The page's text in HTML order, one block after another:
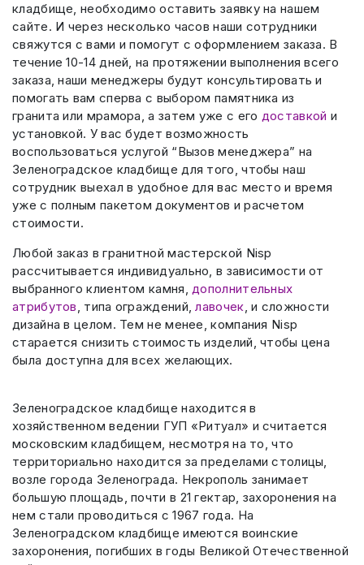
кладбище, необходимо оставить заявку на нашем
сайте. И через несколько часов наши сотрудники
свяжутся с вами и помогут с оформлением заказа. В
течение 10-14 дней, на протяжении выполнения всего
заказа, наши менеджеры будут консультировать и
помогать вам сперва с выбором памятника из
гранита или мрамора, а затем уже с его доставкой и
установкой. У вас будет возможность
воспользоваться услугой “Вызов менеджера” на
Зеленоградское кладбище для того, чтобы наш
сотрудник выехал в удобное для вас место и время
уже с полным пакетом документов и расчетом
стоимости.
Любой заказ в гранитной мастерской Nisp
рассчитывается индивидуально, в зависимости от
выбранного клиентом камня,дополнительных
атрибутов, типа ограждений,лавочек, и сложности
дизайна в целом. Тем не менее, компания Nisp
старается снизить стоимость изделий, чтобы цена
была доступна для всех желающих.
Зеленоградское кладбище находится в
хозяйственном ведении ГУП «Ритуал» и считается
московским кладбищем, несмотря на то, что
территориально находится за пределами столицы,
возле города Зеленограда. Некрополь занимает
большую площадь, почти в 21 гектар, захоронения на
нем стали проводиться с 1967 года. На
Зеленоградском кладбище имеются воинские
захоронения, погибших в годы Великой Отечественной